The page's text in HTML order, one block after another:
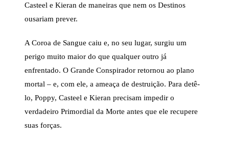
Casteel e Kieran de maneiras que nem os Destinos
ousariam prever.
A Coroa de Sangue caiu e, no seu lugar, surgiu um
perigo muito maior do que qualquer outro já
enfrentado. O Grande Conspirador retornou ao plano
mortal – e, com ele, a ameaça de destruição. Para detê-
lo, Poppy, Casteel e Kieran precisam impedir o
verdadeiro Primordial da Morte antes que ele recupere
suas forças.